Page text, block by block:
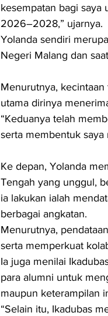
kesempatan bagi saya
2026–2028,” ujarnya.
Yolanda sendiri
Negeri Malang dan
Menurutnya, kecintaan
utama dirinya
“Keduanya telah
serta membentuk saya
Ke depan, Yolanda
Tengah yang unggul,
ia lakukan ialah
berbagai angkatan.
Menurutnya,
serta memperkuat
Ia juga menilai
para alumni untuk
maupun keterampilan
“Selain itu, Ikadubas